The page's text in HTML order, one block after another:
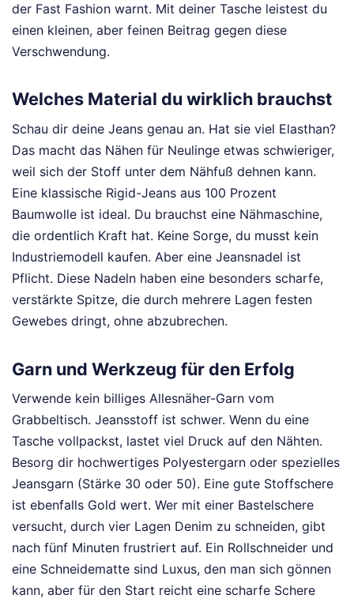
der Fast Fashion warnt. Mit deiner Tasche leistest du
einen kleinen, aber feinen Beitrag gegen diese
Verschwendung.
Welches Material du wirklich brauchst
Schau dir deine Jeans genau an. Hat sie viel Elasthan?
Das macht das Nähen für Neulinge etwas schwieriger,
weil sich der Stoff unter dem Nähfuß dehnen kann.
Eine klassische Rigid-Jeans aus 100 Prozent
Baumwolle ist ideal. Du brauchst eine Nähmaschine,
die ordentlich Kraft hat. Keine Sorge, du musst kein
Industriemodell kaufen. Aber eine Jeansnadel ist
Pflicht. Diese Nadeln haben eine besonders scharfe,
verstärkte Spitze, die durch mehrere Lagen festen
Gewebes dringt, ohne abzubrechen.
Garn und Werkzeug für den Erfolg
Verwende kein billiges Allesnäher-Garn vom
Grabbeltisch. Jeansstoff ist schwer. Wenn du eine
Tasche vollpackst, lastet viel Druck auf den Nähten.
Besorg dir hochwertiges Polyestergarn oder spezielles
Jeansgarn (Stärke 30 oder 50). Eine gute Stoffschere
ist ebenfalls Gold wert. Wer mit einer Bastelschere
versucht, durch vier Lagen Denim zu schneiden, gibt
nach fünf Minuten frustriert auf. Ein Rollschneider und
eine Schneidematte sind Luxus, den man sich gönnen
kann, aber für den Start reicht eine scharfe Schere